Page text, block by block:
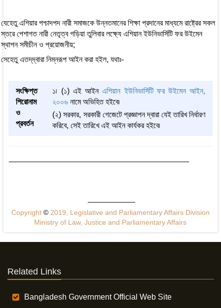
যেহেতু এশিয়ার পশ্চাদপদ নারী সমাজকে উন্নতমানের শিক্ষা প্রদানের মাধ্যমে রাষ্ট্রের সকল
স্তরে পেশাগত নারী নেতৃত্ব গড়িয়া তুলিবার লক্ষ্যে এশিয়ান ইউনিভার্সিটি ফর উইমেন
স্থাপন সমীচীন ও প্রয়োজনীয়;
সেহেতু এতদ্‌দ্বারা নিম্নরূপ আইন করা হইল, যথাঃ-
সংক্ষিপ্ত
শিরোনাম
ও
প্রবর্তন
১৷ (১) এই আইনএশিয়ান ইউনিভার্সিটি ফর উইমেন আইন,
২০০৬ নামে অভিহিত হইবে৷
(২) সরকার, সরকারী গেজেটে প্রজ্ঞাপন দ্বারা যেই তারিখ নির্ধারণ
করিবে, সেই তারিখে এই আইন কার্যকর হইবে৷
Copyright ©2019, Legislative and Parliamentary Affairs Division
Ministry of Law, Justice and Parliamentary Affairs
Related Links
Bangladesh Government Official Web Site